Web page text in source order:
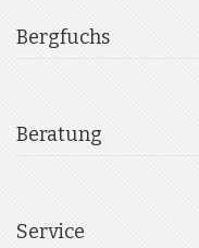
Bergfuchs
Beratung
Service